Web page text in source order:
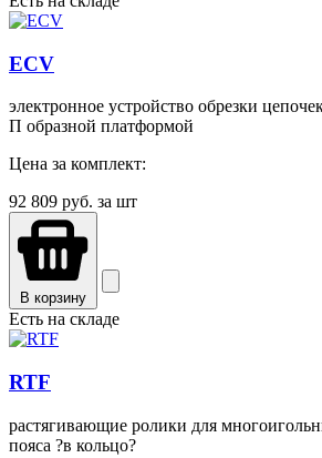
ECV
электронное устройство обрезки
П образной платформой
Цена за комплект:
92 809 руб. за шт
В корзину
Есть на складе
RTF
растягивающие ролики для
пояса ?в кольцо?